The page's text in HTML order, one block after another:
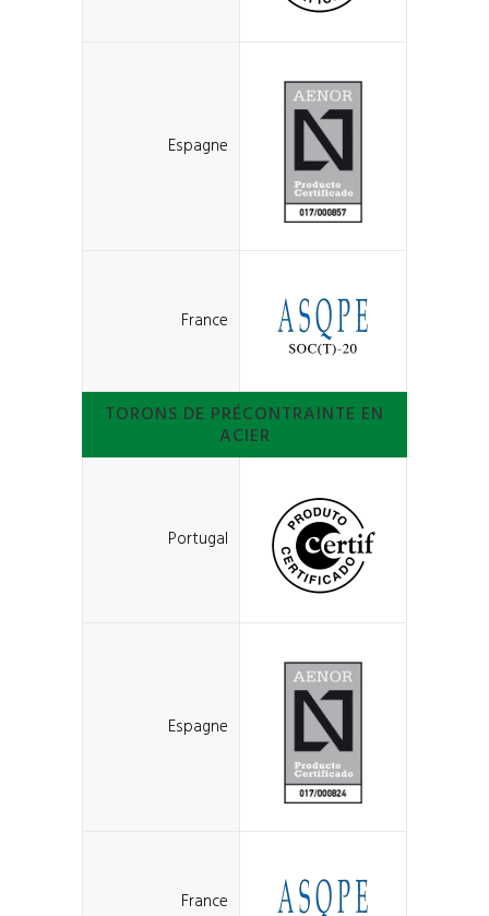
Espagne
France
TORONS DE PRÉCONTRAINTE EN
ACIER
Portugal
Espagne
France